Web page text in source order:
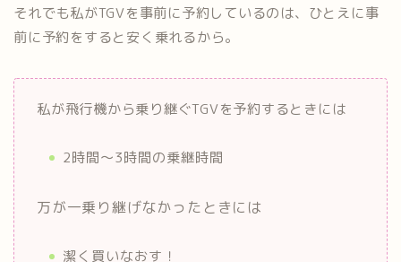
それでも私がTGVを事前に予約しているのは、ひとえに事
前に予約をすると安く乗れるから。
私が飛行機から乗り継ぐTGVを予約するときには
2時間～3時間の乗継時間
万が一乗り継げなかったときには
潔く買いなおす！